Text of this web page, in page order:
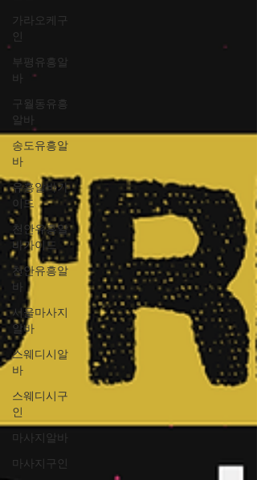
가라오케구
인
부평유흥알
바
구월동유흥
알바
송도유흥알
바
유흥알바가
이드
천안유흥알
바가이드
천안유흥알
바
서울마사지
알바
스웨디시알
바
스웨디시구
인
마사지알바
마사지구인